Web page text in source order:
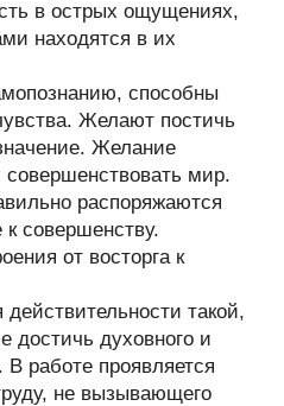
в острых ощущениях,
находятся в их
способны
Желают постичь
Желание
мир.
распоряжаются
совершенству.
от восторга к
такой,
достичь духовного и
В работе проявляется
не вызывающего